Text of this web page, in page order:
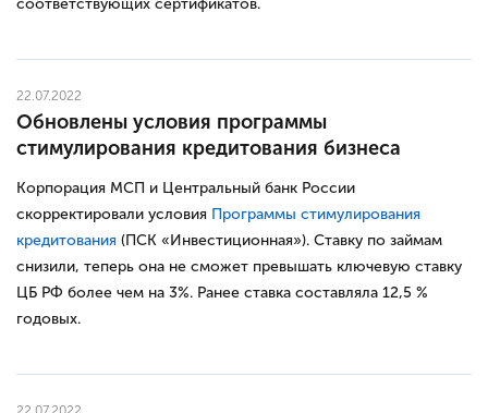
22.07.2022
Обновлены условия программы
стимулирования кредитования бизнеса
Корпорация МСП и Центральный банк России
скорректировали условия Программы стимулирования
кредитования (ПСК «Инвестиционная»). Ставку по займам
снизили, теперь она не сможет превышать ключевую ставку
ЦБ РФ более чем на 3%. Ранее ставка составляла 12,5 %
годовых.